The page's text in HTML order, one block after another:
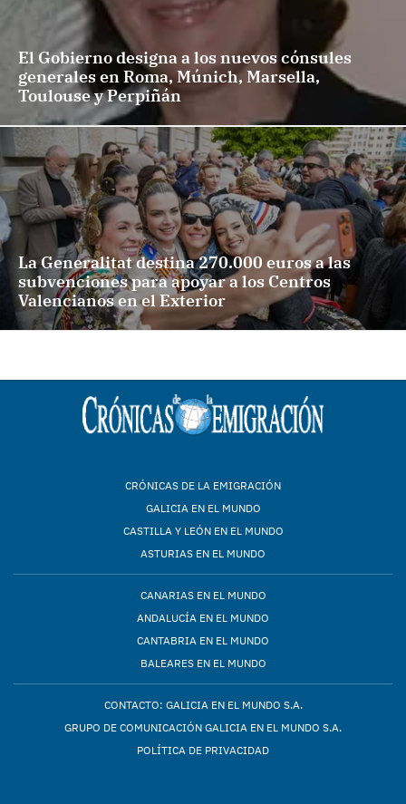
El Gobierno designa a los nuevos cónsules
generales en Roma, Múnich, Marsella,
Toulouse y Perpiñán
La Generalitat destina 270.000 euros a las
subvenciones para apoyar a los Centros
Valencianos en el Exterior
CRÓNICAS DE LA EMIGRACIÓN
GALICIA EN EL MUNDO
CASTILLA Y LEÓN EN EL MUNDO
ASTURIAS EN EL MUNDO
CANARIAS EN EL MUNDO
ANDALUCÍA EN EL MUNDO
CANTABRIA EN EL MUNDO
BALEARES EN EL MUNDO
CONTACTO: GALICIA EN EL MUNDO S.A.
GRUPO DE COMUNICACIÓN GALICIA EN EL MUNDO S.A.
POLÍTICA DE PRIVACIDAD